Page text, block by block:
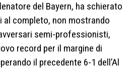
del Bayern, ha schierato
al completo, non mostrando
semi-professionisti,
record per il margine di
il precedente 6-1 dell’Al